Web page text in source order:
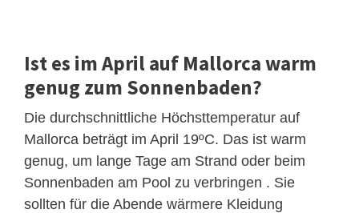
Ist es im April auf Mallorca warm
genug zum Sonnenbaden?
Die durchschnittliche Höchsttemperatur auf
Mallorca beträgt im April 19ºC. Das ist warm
genug, um lange Tage am Strand oder beim
Sonnenbaden am Pool zu verbringen . Sie
sollten für die Abende wärmere Kleidung